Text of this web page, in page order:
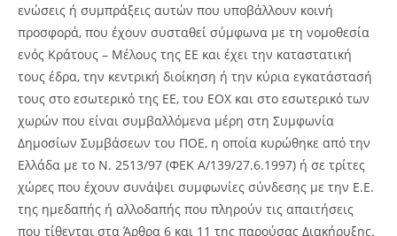
ενώσεις ή συμπράξεις αυτών που υποβάλλουν κοινή
προσφορά, που έχουν συσταθεί σύμφωνα με τη νομοθεσία
ενός Κράτους – Μέλους της ΕΕ και έχει την καταστατική
τους έδρα, την κεντρική διοίκηση ή την κύρια εγκατάστασή
τους στο εσωτερικό της ΕΕ, του ΕΟΧ και στο εσωτερικό των
χωρών που είναι συμβαλλόμενα μέρη στη Συμφωνία
Δημοσίων Συμβάσεων του ΠΟΕ, η οποία κυρώθηκε από την
Ελλάδα με το Ν. 2513/97 (ΦΕΚ Α/139/27.6.1997) ή σε τρίτες
χώρες που έχουν συνάψει συμφωνίες σύνδεσης με την Ε.Ε.
της ημεδαπής ή αλλοδαπής που πληρούν τις απαιτήσεις
που τίθενται στα Άρθρα 6 και 11 της παρούσας Διακήρυξης.